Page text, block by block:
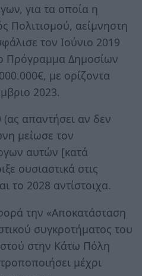
για τα οποία η
Πολιτισμού, αείμνηστη
τον Ιούνιο 2019
Πρόγραμμα Δημοσίων
με ορίζοντα
2023.
απαντήσει αν δεν
μείωσε τον
αυτών [κατά
ουσιαστικά στις
το 2028 αντίστοιχα.
την «Αποκατάσταση
συγκροτήματος του
στην Κάτω Πόλη
μέχρι